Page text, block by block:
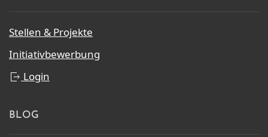
Stellen & Projekte
Initiativbewerbung
Login
BLOG